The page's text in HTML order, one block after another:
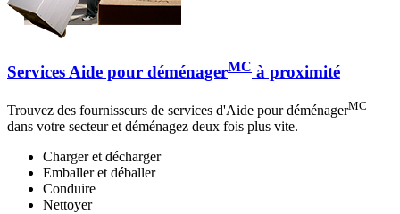
Services Aide pour déménagerMC à proximité
Trouvez des fournisseurs de services d'Aide pour déménagerMC
dans votre secteur et déménagez deux fois plus vite.
Charger et décharger
Emballer et déballer
Conduire
Nettoyer